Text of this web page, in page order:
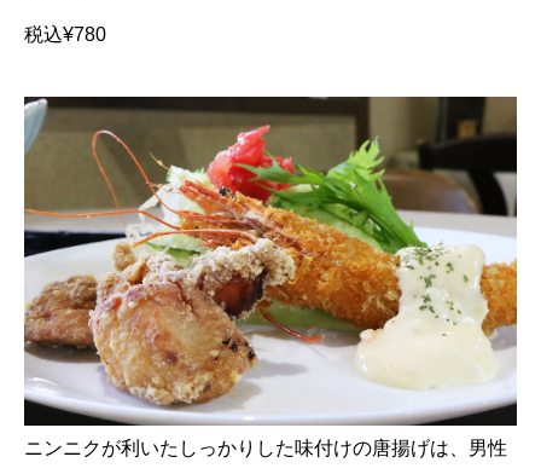
税込¥780
ニンニクが利いたしっかりした味付けの唐揚げは、男性